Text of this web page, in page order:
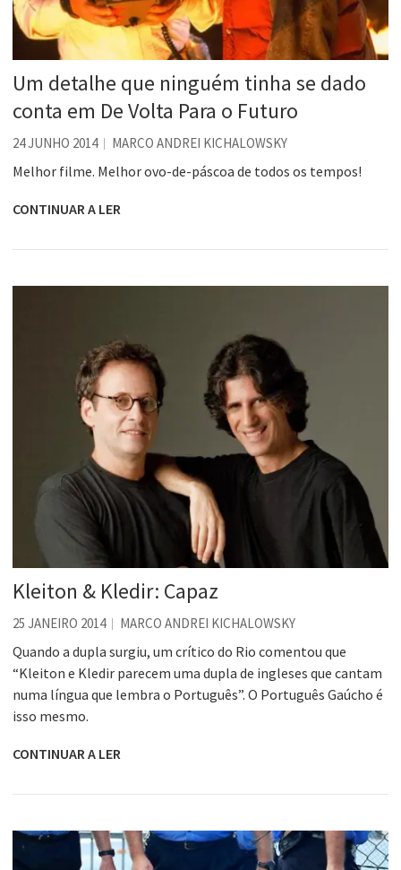
Um detalhe que ninguém tinha se dado
conta em De Volta Para o Futuro
24 JUNHO 2014 MARCO ANDREI KICHALOWSKY
Melhor filme. Melhor ovo-de-páscoa de todos os tempos!
CONTINUAR A LER
Kleiton & Kledir: Capaz
25 JANEIRO 2014 MARCO ANDREI KICHALOWSKY
Quando a dupla surgiu, um crítico do Rio comentou que
“Kleiton e Kledir parecem uma dupla de ingleses que cantam
numa língua que lembra o Português”. O Português Gaúcho é
isso mesmo.
CONTINUAR A LER